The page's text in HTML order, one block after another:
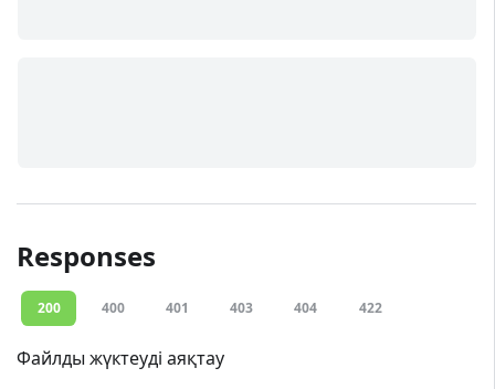
Responses
200 400 401 403 404 422
Файлды жүктеуді аяқтау